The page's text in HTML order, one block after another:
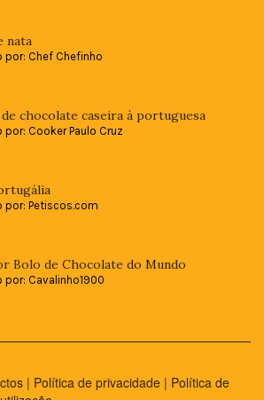
nata
por: Chef Chefinho
chocolate caseira à portuguesa
por: Cooker Paulo Cruz
por: Petiscos.com
Bolo de Chocolate do Mundo
por: Cavalinho1900
| Política de privacidade | Política de